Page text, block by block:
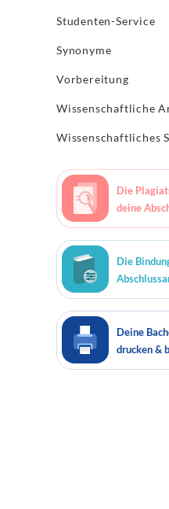
Studenten-Service
Synonyme
Vorbereitung
Wissenschaftliche
Wissenschaftliches
Die
deine
Die
Deine
drucken &